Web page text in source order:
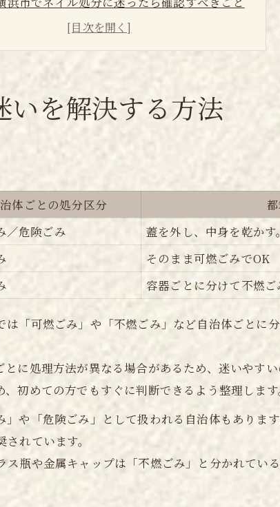
ネイルポリッシュ容器の分別ポイント徹底解説
まったネイルの安全な処分法を知ろう
排水口へ流してはいけない理由と注意点
しむためのネイル選びのポイント
ネイルの種類と特徴一覧表で徹底比較
日常生活に合うネイル選びの秘訣
上がりと手間を考えたおすすめネイル
気デザインと持続性のバランス術
とポリッシュ悩み解消の秘訣を伝授
ェルvsポリッシュ特徴早見表
イル初心者が悩むポイントを解決
者の持ちとオフのしやすさ比較
どちらが自分に合うか診断するコツ
事や家事との相性を考える選び方
生活に合うネイルの選び方とは
イフスタイル別ネイル選び早見表
仕事や家事と両立できるネイル術
フィスでも映えるシンプルネイルの魅力
子育て中でも安心なネイルの選び方
いを解決する方法
体ごとの処分区分
／危険ごみ
蓋を外し、中身を乾か
そのまま可燃ごみでOK
容器ごとに分けて不燃ご
「可燃ごみ」や「不燃ごみ」など自治体ごとに
に処理方法が異なる場合があるため、迷いやすい
初めての方でもすぐに判断できるよう整理します
や「危険ごみ」として扱われる自治体もありま
れています。
瓶や金属キャップは「不燃ごみ」と分かれてい